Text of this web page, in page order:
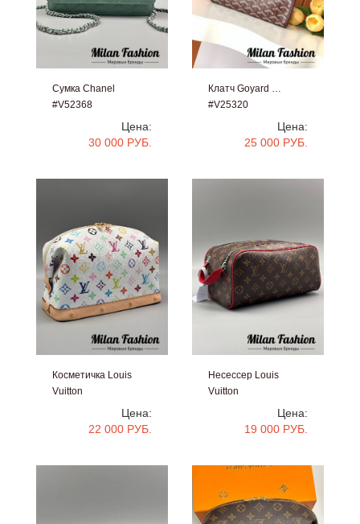
Сумка Chanel
#V52368
Цена:
30 000 РУБ.
Клатч Goyard …
#V25320
Цена:
25 000 РУБ.
Косметичка Louis
Vuitton
Цена:
22 000 РУБ.
Несессер Louis
Vuitton
Цена:
19 000 РУБ.